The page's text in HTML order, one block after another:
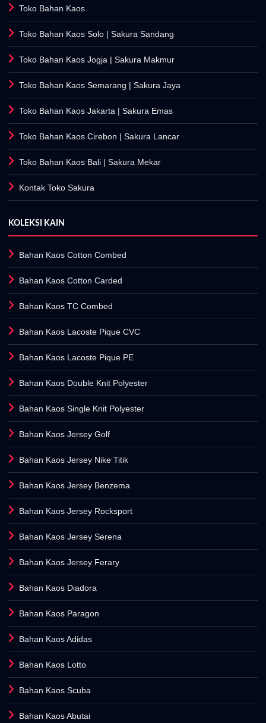
Toko Bahan Kaos
Toko Bahan Kaos Solo | Sakura Sandang
Toko Bahan Kaos Jogja | Sakura Makmur
Toko Bahan Kaos Semarang | Sakura Jaya
Toko Bahan Kaos Jakarta | Sakura Emas
Toko Bahan Kaos Cirebon | Sakura Lancar
Toko Bahan Kaos Bali | Sakura Mekar
Kontak Toko Sakura
KOLEKSI KAIN
Bahan Kaos Cotton Combed
Bahan Kaos Cotton Carded
Bahan Kaos TC Combed
Bahan Kaos Lacoste Pique CVC
Bahan Kaos Lacoste Pique PE
Bahan Kaos Double Knit Polyester
Bahan Kaos Single Knit Polyester
Bahan Kaos Jersey Golf
Bahan Kaos Jersey Nike Titik
Bahan Kaos Jersey Benzema
Bahan Kaos Jersey Rocksport
Bahan Kaos Jersey Serena
Bahan Kaos Jersey Ferary
Bahan Kaos Diadora
Bahan Kaos Paragon
Bahan Kaos Adidas
Bahan Kaos Lotto
Bahan Kaos Scuba
Bahan Kaos Abutai